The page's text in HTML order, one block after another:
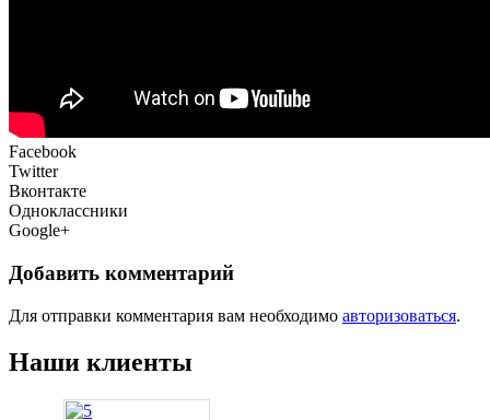
Facebook
Twitter
Вконтакте
Одноклассники
Google+
Добавить комментарий
Для отправки комментария вам необходимо авторизоваться.
Наши клиенты